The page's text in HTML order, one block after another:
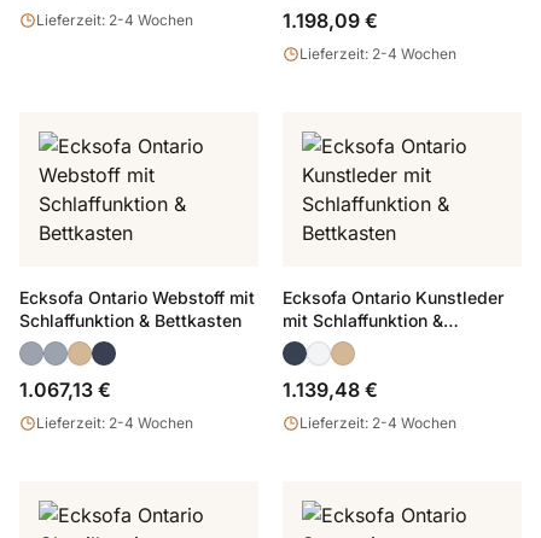
Lieferzeit: 2-4 Wochen 1.198,09 €
Lieferzeit: 2-4 Wochen
Ecksofa Ontario Webstoff mit
Schlaffunktion & Bettkasten
1.067,13 €
Lieferzeit: 2-4 Wochen
Ecksofa Ontario Kunstleder
mit Schlaffunktion &
Bettkasten
1.139,48 €
Lieferzeit: 2-4 Wochen